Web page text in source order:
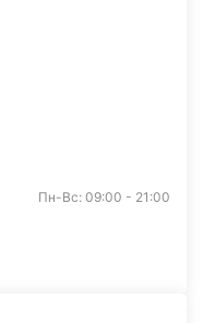
Пн-Вс: 09:00 - 21:00